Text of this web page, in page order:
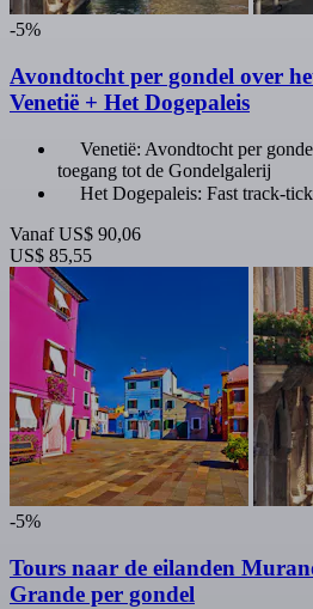
-5%
Avondtocht per gondel over
Venetië + Het Dogepaleis
Venetië: Avondtocht per
toegang tot de Gondelgalerij
Het Dogepaleis: Fast track-
Vanaf US$ 90,06
US$ 85,55
-5%
Tours naar de eilanden
Grande per gondel